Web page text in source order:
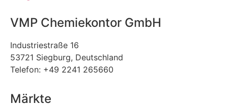
VMP Chemiekontor GmbH
Industriestraße 16
53721 Siegburg, Deutschland
Telefon: +49 2241 265660
Märkte